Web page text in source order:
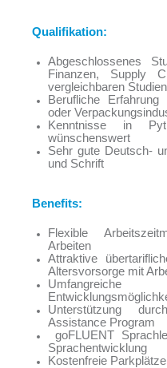
Qualifikation:
Abgeschlossenes
Finanzen, Supply
vergleichbaren
Berufliche
oder
Kenntnisse in
wünschenswert
Sehr gute Deutsch-
und Schrift
Benefits:
Flexible
Arbeiten
Attraktive
Altersvorsorge mit
Umfangreiche
Unterstützung
Assistance Program
goFLUENT
Sprachentwicklung
Kostenfreie